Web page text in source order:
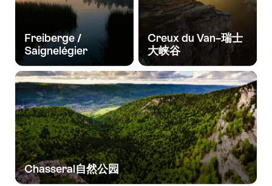
Freiberge /
Saignelégier
Creux du Van–瑞士
大峡谷
Chasseral自然公园